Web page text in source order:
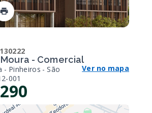
- Comercial
- Pinheiros - São
001
Ver no mapa